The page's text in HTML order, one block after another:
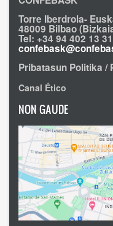
Torre Iberdrola-
48009 Bilbao
Tel: +34 94 402 13 31
Pribatasun Politika /
Canal Ético
NON GAUDE